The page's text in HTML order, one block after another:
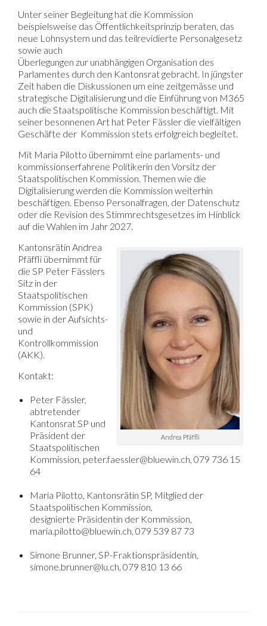
Unter seiner Begleitung hat die Kommission
beispielsweise das Öffentlichkeitsprinzip beraten, das
neue Lohnsystem und das teilrevidierte Personalgesetz
sowie auch
Überlegungen zur unabhängigen Organisation des
Parlamentes durch den Kantonsrat gebracht. In jüngster
Zeit haben die Diskussionen um eine zeitgemässe und
strategische Digitalisierung und die Einführung von M365
auch die Staatspolitische Kommission beschäftigt. Mit
seiner besonnenen Art hat Peter Fässler die vielfältigen
Geschäfte der Kommission stets erfolgreich begleitet.
Mit Maria Pilotto übernimmt eine parlaments- und
kommissionserfahrene Politikerin den Vorsitz der
Staatspolitischen Kommission. Themen wie die
Digitalisierung werden die Kommission weiterhin
beschäftigen. Ebenso Personalfragen, der Datenschutz
oder die Revision des Stimmrechtsgesetzes im Hinblick
auf die Wahlen im Jahr 2027.
Andrea Pfäffli
Kantonsrätin Andrea
Pfäffli übernimmt für
die SP Peter Fässlers
Sitz in der
Staatspolitischen
Kommission (SPK)
sowie in der Aufsichts-
und
Kontrollkommission
(AKK).
Kontakt:
Peter Fässler,
abtretender
Kantonsrat SP und
Präsident der
Staatspolitischen
Kommission, peter.faessler@bluewin.ch, 079 736 15
64
Maria Pilotto, Kantonsrätin SP, Mitglied der
Staatspolitischen Kommission,
designierte Präsidentin der Kommission,
maria.pilotto@bluewin.ch, 079 539 87 73
Simone Brunner, SP-Fraktionspräsidentin,
simone.brunner@lu.ch, 079 810 13 66